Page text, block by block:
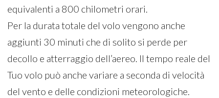
equivalenti a 800 chilometri orari.
Per la durata totale del volo vengono anche
aggiunti 30 minuti che di solito si perde per
decollo e atterraggio dell’aereo. Il tempo reale del
Tuo volo può anche variare a seconda di velocità
del vento e delle condizioni meteorologiche.